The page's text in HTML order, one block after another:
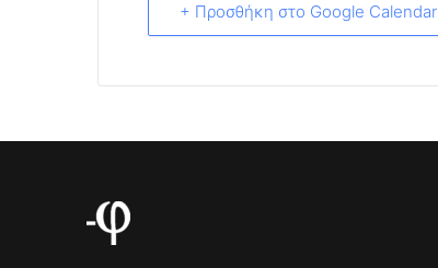
+ Προσθήκη στο Google Calendar